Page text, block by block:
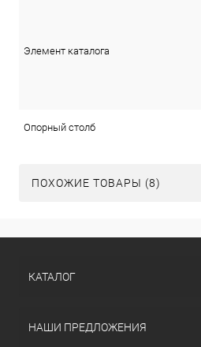
Элемент каталога
Опорный столб
ПОХОЖИЕ ТОВАРЫ (8)
КАТАЛОГ
НАШИ ПРЕДЛОЖЕНИЯ